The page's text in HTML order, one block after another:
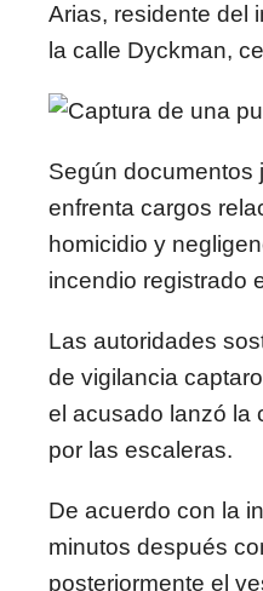
Arias, residente del
la calle Dyckman,
Según documentos
enfrenta cargos
homicidio y
incendio registrado
Las autoridades
de vigilancia
el acusado lanzó la
por las escaleras.
De acuerdo con la
minutos después
posteriormente el